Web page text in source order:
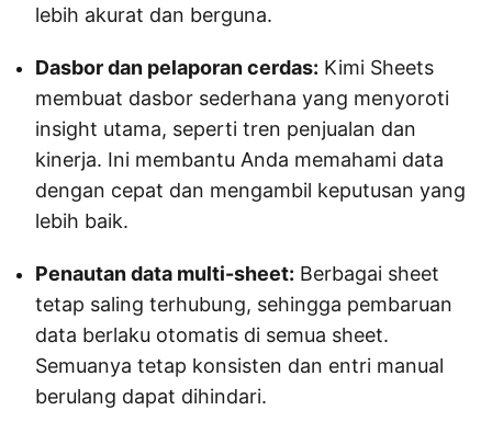
lebih akurat dan berguna.
Dasbor dan pelaporan cerdas: Kimi Sheets
membuat dasbor sederhana yang menyoroti
insight utama, seperti tren penjualan dan
kinerja. Ini membantu Anda memahami data
dengan cepat dan mengambil keputusan yang
lebih baik.
Penautan data multi-sheet: Berbagai sheet
tetap saling terhubung, sehingga pembaruan
data berlaku otomatis di semua sheet.
Semuanya tetap konsisten dan entri manual
berulang dapat dihindari.